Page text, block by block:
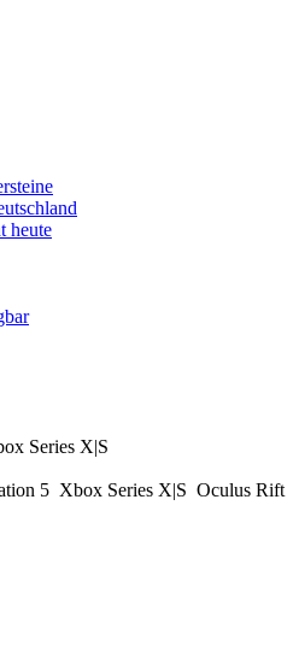
heute
Series X|S
5 Xbox Series X|S Oculus Rift